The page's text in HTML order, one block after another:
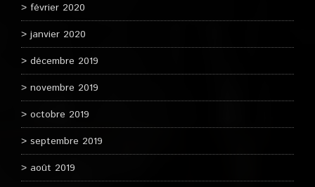
février 2020
janvier 2020
décembre 2019
novembre 2019
octobre 2019
septembre 2019
août 2019